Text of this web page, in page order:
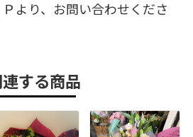
より、お問い合わせくださ
する商品